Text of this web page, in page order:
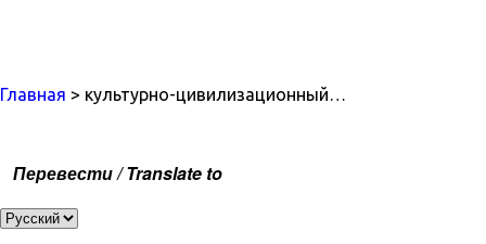
Главная > культурно-цивилизационный…
Перевести / Translate to